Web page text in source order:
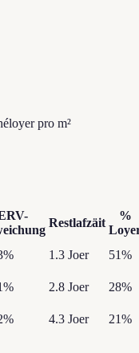
pro m²
Restlafzäit
%
% 1.3 Joer 51%
% 2.8 Joer 28%
% 4.3 Joer 21%